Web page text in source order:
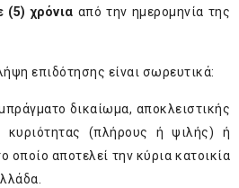
(5) χρόνια από την ημερομηνία της
επιδότησης είναι σωρευτικά:
δικαίωμα, αποκλειστικής
κυριότητας (πλήρους ή ψιλής) ή
οποίο αποτελεί την κύρια κατοικία